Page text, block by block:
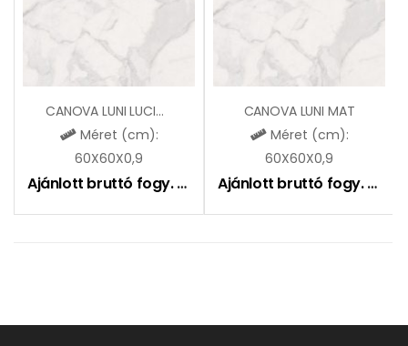
CANOVA LUNI LUCIDO
Méret (cm):
60X60X0,9
Ajánlott bruttó fogy. ár: 16990Ft
CANOVA LUNI MAT
Méret (cm):
60X60X0,9
Ajánlott bruttó fogy. ár: